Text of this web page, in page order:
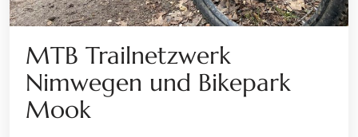
MTB Trailnetzwerk
Nimwegen und Bikepark
Mook